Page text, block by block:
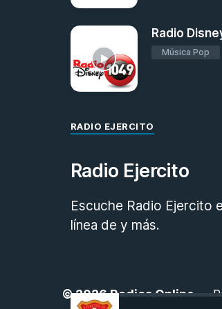
Radio
Música Pop
RADIO EJERCITO
Radio Ejercito
Escuche Radio Ejercito
línea de y más.
© 2026Radios Online -